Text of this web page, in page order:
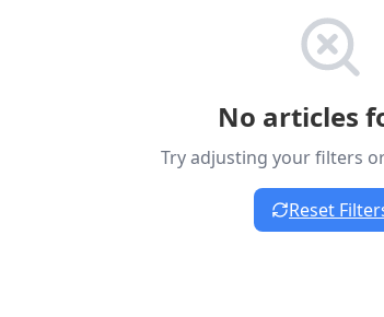
No articles
Try adjusting your filters
Reset